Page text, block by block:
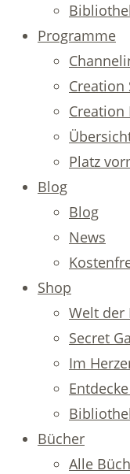
Programme
Creation
Platz
Blog
Blog
News
Shop
Welt der
Secret
Im
Bücher
Alle